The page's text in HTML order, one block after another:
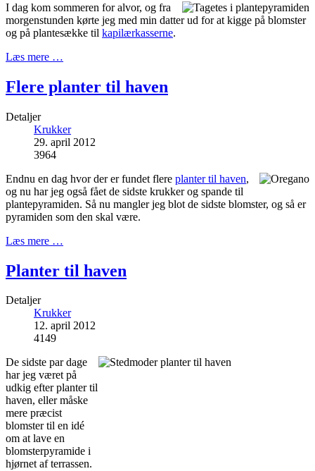
I dag kom sommeren for alvor, og fra
morgenstunden kørte jeg med min datter ud for at kigge på blomster
og på plantesække til kapilærkasserne.
Læs mere …
Flere planter til haven
Detaljer
Krukker
29. april 2012
3964
Endnu en dag hvor der er fundet flere planter til haven,
og nu har jeg også fået de sidste krukker og spande til
plantepyramiden. Så nu mangler jeg blot de sidste blomster, og så er
pyramiden som den skal være.
Læs mere …
Planter til haven
Detaljer
Krukker
12. april 2012
4149
De sidste par dage
har jeg været på
udkig efter planter til
haven, eller måske
mere præcist
blomster til en idé
om at lave en
blomsterpyramide i
hjørnet af terrassen.